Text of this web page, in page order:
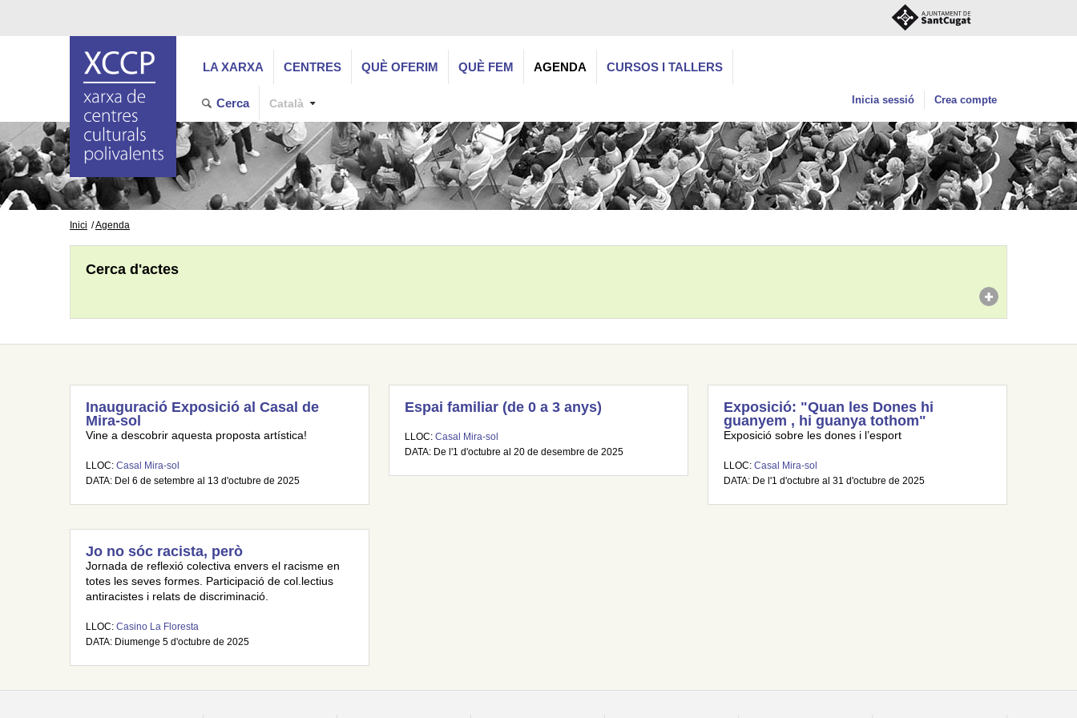
LA XARXA CENTRES QUÈ OFERIM QUÈ FEM AGENDA CURSOS I TALLERS
Cerca Català Inicia sessió Crea compte
Inici Agenda
Cerca d'actes
Inauguració Exposició al Casal de
Mira-sol
Vine a descobrir aquesta proposta artística!
LLOC: Casal Mira-sol
DATA: Del 6 de setembre al 13 d'octubre de 2025
Espai familiar (de 0 a 3 anys)
LLOC: Casal Mira-sol
DATA: De l'1 d'octubre al 20 de desembre de 2025
Exposició: "Quan les Dones hi
guanyem , hi guanya tothom"
Exposició sobre les dones i l’esport
LLOC: Casal Mira-sol
DATA: De l'1 d'octubre al 31 d'octubre de 2025
Jo no sóc racista, però
Jornada de reflexió colectiva envers el racisme en
totes les seves formes. Participació de col.lectius
antiracistes i relats de discriminació.
LLOC: Casino La Floresta
DATA: Diumenge 5 d'octubre de 2025